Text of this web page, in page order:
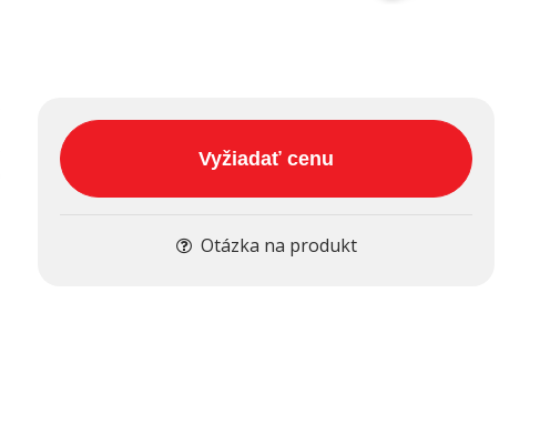
Vyžiadať cenu
Otázka na produkt